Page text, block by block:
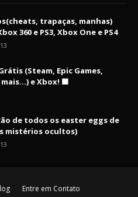
trapaças, manhas)
360 e PS3, Xbox One e PS4
(Steam, Epic Games,
e Xbox! 🟩
de todos os easter eggs de
mistérios ocultos)
Entre em Contato